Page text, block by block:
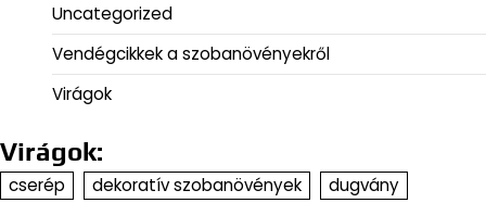
Uncategorized
Vendégcikkek a szobanövényekről
Virágok
Virágok:
cserép dekoratív szobanövények dugvány